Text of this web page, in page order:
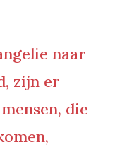
naar
zijn er
die